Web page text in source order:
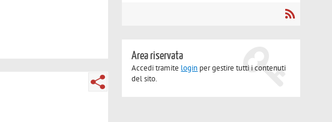
Area riservata
Accedi tramite login per gestire tutti i contenuti
del sito.